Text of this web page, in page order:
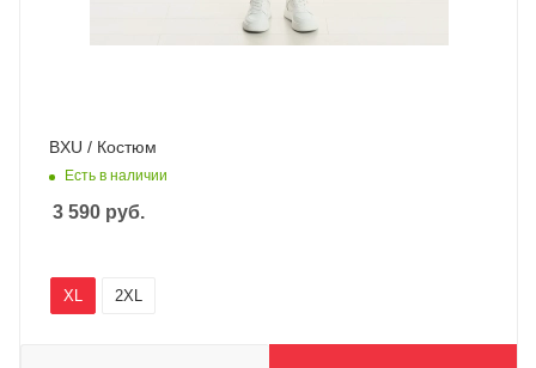
BXU / Костюм
Есть в наличии
3 590 руб.
XL 2XL